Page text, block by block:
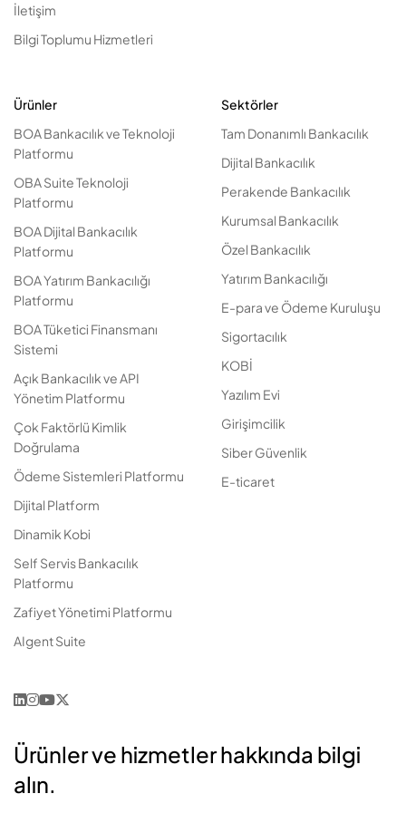
İletişim
Bilgi Toplumu Hizmetleri
Ürünler
BOA Bankacılık ve Teknoloji
Platformu
OBA Suite Teknoloji
Platformu
BOA Dijital Bankacılık
Platformu
BOA Yatırım Bankacılığı
Platformu
BOA Tüketici Finansmanı
Sistemi
Açık Bankacılık ve API
Yönetim Platformu
Çok Faktörlü Kimlik
Doğrulama
Ödeme Sistemleri Platformu
Dijital Platform
Dinamik Kobi
Self Servis Bankacılık
Platformu
Zafiyet Yönetimi Platformu
AIgent Suite
Sektörler
Tam Donanımlı Bankacılık
Dijital Bankacılık
Perakende Bankacılık
Kurumsal Bankacılık
Özel Bankacılık
Yatırım Bankacılığı
E-para ve Ödeme Kuruluşu
Sigortacılık
KOBİ
Yazılım Evi
Girişimcilik
Siber Güvenlik
E-ticaret
Ürünler ve hizmetler hakkında bilgi
alın.